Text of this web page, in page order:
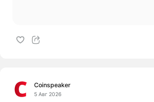
Coinspeaker
5 Авг 2026